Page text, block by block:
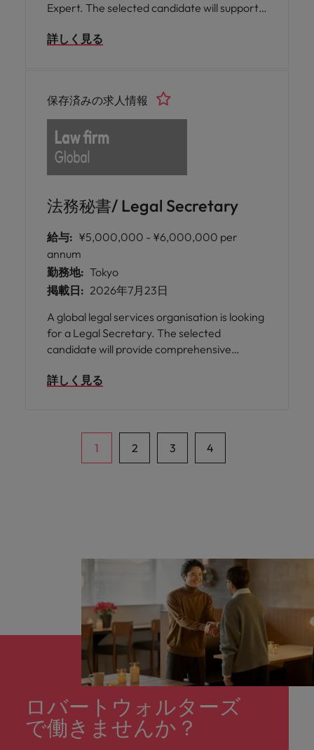
Expert. The selected candidate will support
market engagement for AI-driven IP
詳しく見る
法務秘書/ Legal Secretary
保存済みの求人情報
給与: ¥5,000,000 - ¥6,000,000 per
annum
勤務地: Tokyo
掲載日: 2026年7月23日
A global legal services organisation is looking
for a Legal Secretary. The selected
candidate will provide comprehensive
lawyers, managing client communications,
詳しく見る
1 2 3 4
ロバートウォルターズ
で働きませんか？